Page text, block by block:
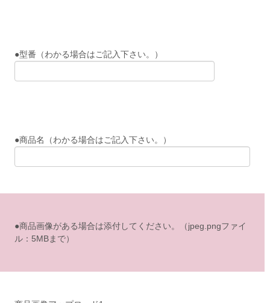
●型番（わかる場合はご記入下さい。）
●商品名（わかる場合はご記入下さい。）
●商品画像がある場合は添付してください。（jpeg.pngファイ
ル：5MBまで）